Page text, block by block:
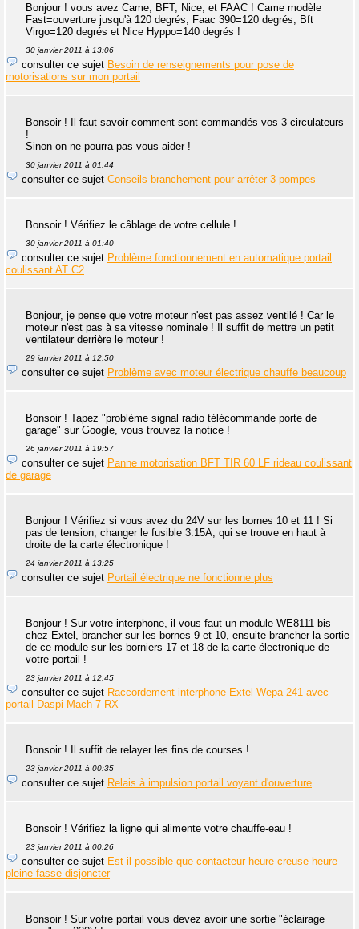
Bonjour ! vous avez Came, BFT, Nice, et FAAC ! Came modèle
Fast=ouverture jusqu'à 120 degrés, Faac 390=120 degrés, Bft
Virgo=120 degrés et Nice Hyppo=140 degrés !
30 janvier 2011 à 13:06
consulter ce sujet Besoin de renseignements pour pose de
motorisations sur mon portail
Bonsoir ! Il faut savoir comment sont commandés vos 3 circulateurs
!
Sinon on ne pourra pas vous aider !
30 janvier 2011 à 01:44
consulter ce sujet Conseils branchement pour arrêter 3 pompes
Bonsoir ! Vérifiez le câblage de votre cellule !
30 janvier 2011 à 01:40
consulter ce sujet Problème fonctionnement en automatique portail
coulissant AT C2
Bonjour, je pense que votre moteur n'est pas assez ventilé ! Car le
moteur n'est pas à sa vitesse nominale ! Il suffit de mettre un petit
ventilateur derrière le moteur !
29 janvier 2011 à 12:50
consulter ce sujet Problème avec moteur électrique chauffe beaucoup
Bonsoir ! Tapez "problème signal radio télécommande porte de
garage" sur Google, vous trouvez la notice !
26 janvier 2011 à 19:57
consulter ce sujet Panne motorisation BFT TIR 60 LF rideau coulissant
de garage
Bonjour ! Vérifiez si vous avez du 24V sur les bornes 10 et 11 ! Si
pas de tension, changer le fusible 3.15A, qui se trouve en haut à
droite de la carte électronique !
24 janvier 2011 à 13:25
consulter ce sujet Portail électrique ne fonctionne plus
Bonjour ! Sur votre interphone, il vous faut un module WE8111 bis
chez Extel, brancher sur les bornes 9 et 10, ensuite brancher la sortie
de ce module sur les borniers 17 et 18 de la carte électronique de
votre portail !
23 janvier 2011 à 12:45
consulter ce sujet Raccordement interphone Extel Wepa 241 avec
portail Daspi Mach 7 RX
Bonsoir ! Il suffit de relayer les fins de courses !
23 janvier 2011 à 00:35
consulter ce sujet Relais à impulsion portail voyant d'ouverture
Bonsoir ! Vérifiez la ligne qui alimente votre chauffe-eau !
23 janvier 2011 à 00:26
consulter ce sujet Est-il possible que contacteur heure creuse heure
pleine fasse disjoncter
Bonsoir ! Sur votre portail vous devez avoir une sortie "éclairage